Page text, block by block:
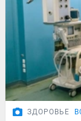
ЗДОРОВЬЕ